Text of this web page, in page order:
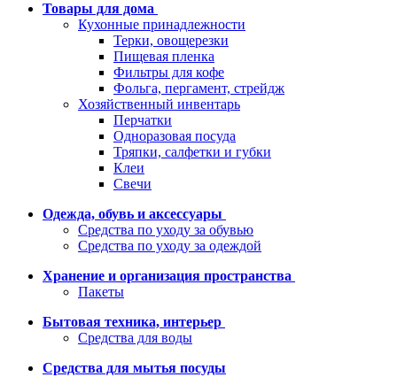
Товары для дома
Кухонные принадлежности
Терки, овощерезки
Пищевая пленка
Фильтры для кофе
Фольга, пергамент, стрейдж
Хозяйственный инвентарь
Перчатки
Одноразовая посуда
Тряпки, салфетки и губки
Клеи
Свечи
Одежда, обувь и аксессуары
Средства по уходу за обувью
Средства по уходу за одеждой
Хранение и организация пространства
Пакеты
Бытовая техника, интерьер
Средства для воды
Средства для мытья посуды